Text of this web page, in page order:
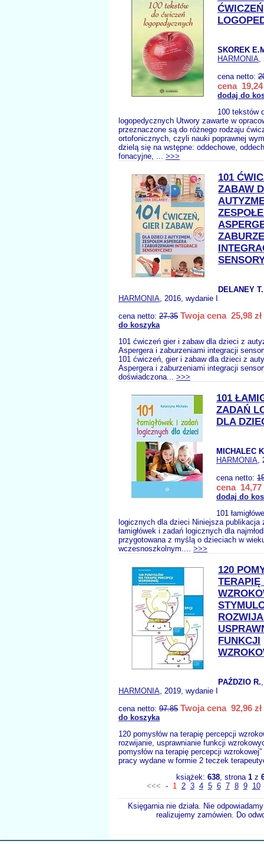
ĆWICZEŃ
SKOREK
HARMONIA,
cena netto:
cena 19,24
dodaj do
100 tekstów
logopedycznych Utwory zawarte w
przeznaczone są do różnego rodzaju
ortofonicznych, czyli nauki poprawnej
dzielą się na wstępne: oddechowe,
fonacyjne, ... >>>
101
ZABAW
DELANEY T.
HARMONIA, 2016, wydanie I
cena netto: 27.35 Twoja cena 25,98 zł
do koszyka
101 ćwiczeń gier i zabaw dla dzieci z
Aspergera i zaburzeniami integracji
101 ćwiczeń, gier i zabaw dla dzieci z
Aspergera i zaburzeniami integracji
doświadczona... >>>
101
ZADAŃ
DLA
MICHALEC
HARMONIA,
cena netto:
cena 14,77
dodaj do
101
logicznych dla dzieci Niniejsza publikacja
łamigłówek i zadań logicznych dla
przygotowana z myślą o dzieciach w
wczesnoszkolnym.... >>>
120
TERAPIĘ
FUNKCJI
PAŹDZIO R.
HARMONIA, 2019, wydanie I
cena netto: 97.85 Twoja cena 92,96 zł
do koszyka
120 pomysłów na terapię percepcji
rozwijanie, usprawnianie funkcji
pomysłów na terapię percepcji
pracy wydane w formie 2 teczek
książek: 638, strona 1z
<<< - 1 2 3 4 5 6 7 8 9 10
Księgarnia nie działa. Nie
realizujemy zamówien. Do